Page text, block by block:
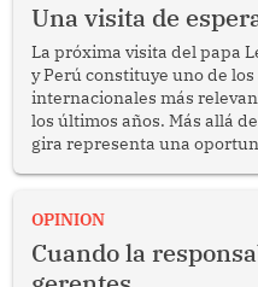
Una visita de
La próxima visita del papa
y Perú constituye uno de
internacionales más
los últimos años. Más allá
gira representa una
enfrenta desafíos en
OPINION
Cuando la